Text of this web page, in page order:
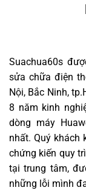
Suachua60s
sửa chữa điện
Nội, Bắc Ninh,
8 năm kinh
dòng máy
nhất. Quý khách
chứng kiến quy
tại trung tâm,
những lỗi mình